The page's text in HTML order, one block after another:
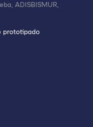
ADISBISMUR,
prototipado